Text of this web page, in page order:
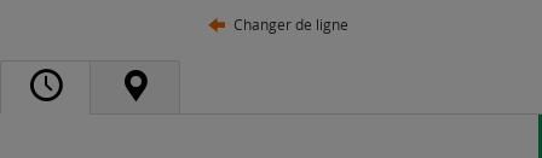
Changer de ligne